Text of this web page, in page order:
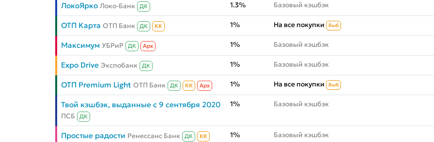
ЛокоЯрко Локо-Банк ДК 1.3% Базовый кэшбэк
ОТП Карта ОТП Банк ДК КК 1% На все покупки Выб
Максимум УБРиР ДК Aрх 1% Базовый кэшбэк
Expo Drive Экспобанк ДК 1% Базовый кэшбэк
ОТП Premium Light ОТП Банк ДК КК Aрх 1% На все покупки Выб
Твой кэшбэк, выданные с 9 сентября 2020
ПСБ ДК
1% Базовый кэшбэк
Простые радости Ренессанс Банк ДК
КК
1% Базовый кэшбэк